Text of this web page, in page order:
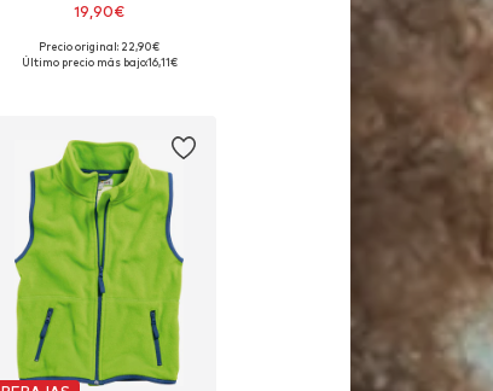
19,90€
Disponible en muchas tallas
Precio original: 22,90€
Último precio más bajo:16,11€